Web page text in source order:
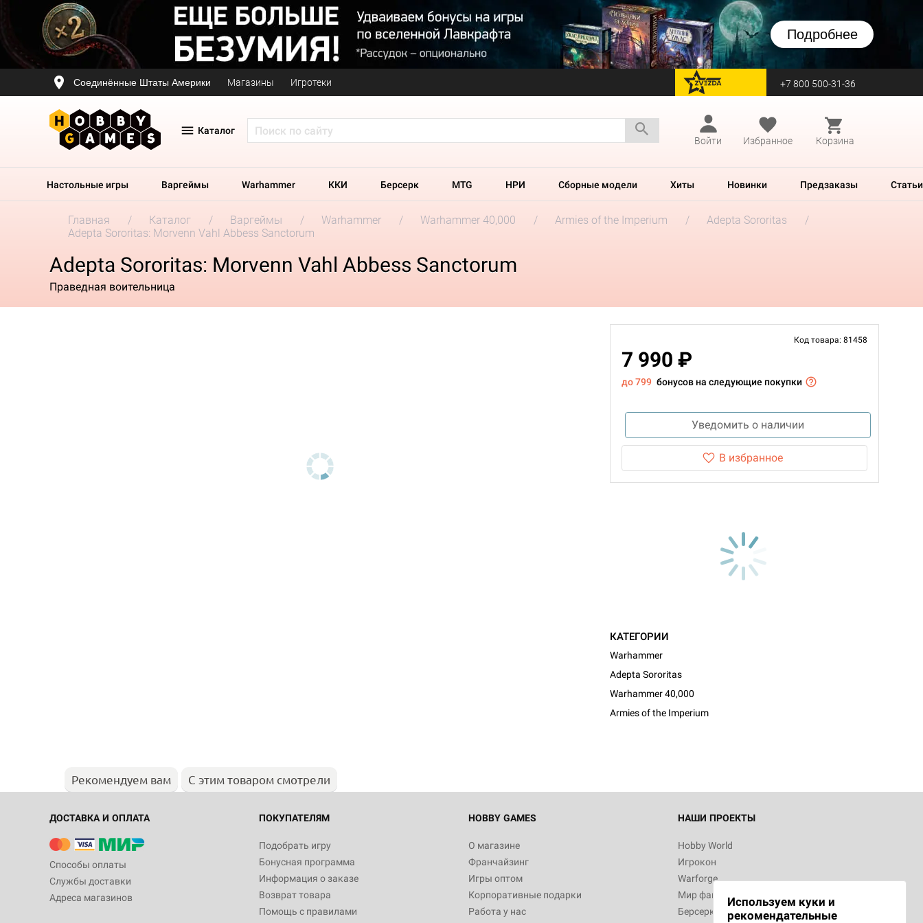
Подробнее
Соединённые Штаты Америки Магазины Игротеки перейти на Zvezda +7 800 500-31-36
Каталог
Войти
Избранное Корзина
Настольные игры Варгеймы Warhammer ККИ Берсерк MTG НРИ Сборные модели Хиты Новинки Предзаказы Статьи
Главная Каталог Варгеймы Warhammer Warhammer 40,000 Armies of the Imperium
Adepta Sororitas
Adepta Sororitas: Morvenn Vahl Abbess Sanctorum
Adepta Sororitas: Morvenn Vahl Abbess Sanctorum
Праведная воительница
Код товара: 81458
7 990 ₽
до 799 бонусов на следующие покупки
Уведомить о наличии
В избранное
КАТЕГОРИИ
Warhammer
Adepta Sororitas
Warhammer 40,000
Armies of the Imperium
Рекомендуем вам С этим товаром смотрели
ДОСТАВКА И ОПЛАТА
Способы оплаты
Службы доставки
Адреса магазинов
ПОКУПАТЕЛЯМ
Подобрать игру
Бонусная программа
Информация о заказе
Возврат товара
Помощь с правилами
HOBBY GAMES
О магазине
Франчайзинг
Игры оптом
Корпоративные подарки
Работа у нас
НАШИ ПРОЕКТЫ
Hobby World
Игрокон
Warforge
Мир фантастики
Берсерк
Используем куки и
рекомендательные